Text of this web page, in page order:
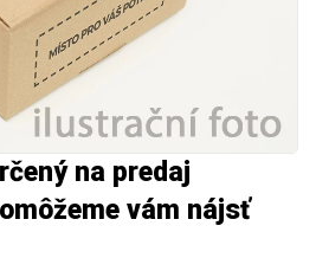
na predaj
vám nájsť